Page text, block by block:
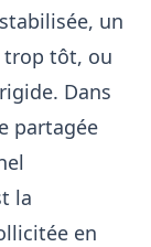
un
trop tôt, ou
Dans
partagée
la
en